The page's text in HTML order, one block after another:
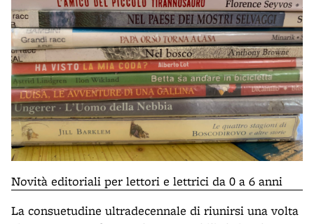
Novità editoriali per lettori e lettrici da 0 a 6 anni
La consuetudine ultradecennale di riunirsi una volta